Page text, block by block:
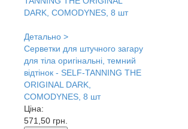
Детально >
Серветки для штучного загару
для тіла оригінальні, темний
відтінок - SELF-TANNING THE
ORIGINAL DARK,
COMODYNES, 8 шт
Ціна:
571,50 грн.